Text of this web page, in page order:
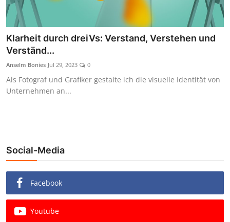
Klarheit durch dreiVs: Verstand, Verstehen und
Verständ...
Anselm Bonies Jul 29, 2023 0
Als Fotograf und Grafiker gestalte ich die visuelle Identität von
Unternehmen an...
Social-Media
Facebook
Youtube